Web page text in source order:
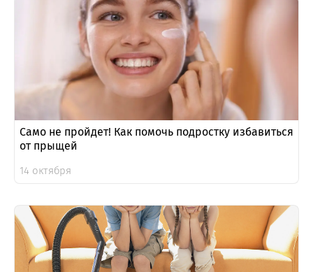
Само не пройдет! Как помочь подростку избавиться
от прыщей
14 октября